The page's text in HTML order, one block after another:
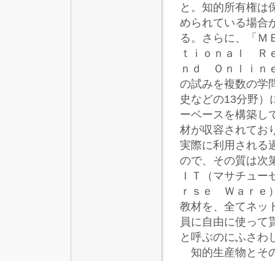
と。知的所有権は
められている場合
る。さらに、「
ｔｉｏｎａｌ
ｎｄ Ｏｎｌｉｎ
の試みを複数の学
史などの13分野）
ーベースを構築し
材が収容されてお
実際に利用される
ので、その質は次
ＩＴ（マサチュ
ｒｓｅ Ｗａｒｅ
教材を、全てネッ
員に自由に使って
と呼ぶのにふさわ
知的生産物とそ